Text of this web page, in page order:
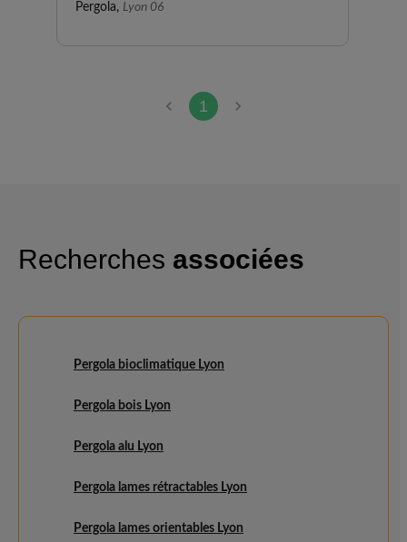
Pergola, Lyon 06
1
Recherches associées
Pergola bioclimatique Lyon
Pergola bois Lyon
Pergola alu Lyon
Pergola lames rétractables Lyon
Pergola lames orientables Lyon